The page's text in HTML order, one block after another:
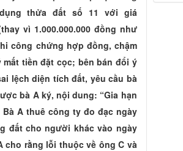
thửa đất số 11 với giá
vì 1.000.000.000 đồng như
công chứng hợp đồng, chậm
mất tiền đặt cọc; bên bán đổi ý
lệch diện tích đất, yêu cầu bà
bà A ký, nội dung: “Gia hạn
A thuê công ty đo đạc ngày
đất cho người khác vào ngày
cho rằng lỗi thuộc về ông C và